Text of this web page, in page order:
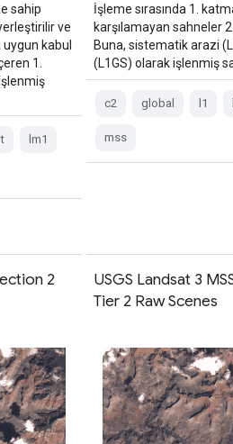
sahip
ve
kabul
1.
lm1
İşleme sırasında 1.
karşılamayan sahneler
Buna, sistematik arazi
(L1GS) olarak işlenmiş
c2 global l1
mss
2
USGS Landsat 3
Tier 2 Raw Scenes